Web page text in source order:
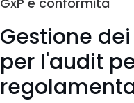
Gestione
per l'audit